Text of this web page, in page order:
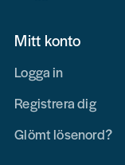
Mitt konto
Logga in
Registrera dig
Glömt lösenord?